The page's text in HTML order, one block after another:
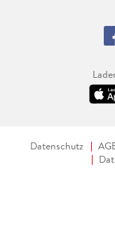
Datenschutz